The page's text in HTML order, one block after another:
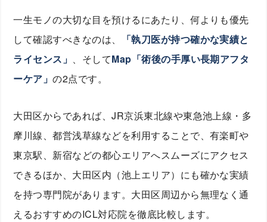
一生モノの大切な目を預けるにあたり、何よりも優先
して確認すべきなのは、
「執刀医が持つ確かな実績と
ライセンス」 、そしてMap「術後の手厚い長期アフタ
ーケア」の2点です。
大田区からであれば、JR京浜東北線や東急池上線・多
摩川線、都営浅草線などを利用することで、有楽町や
東京駅、新宿などの都心エリアへスムーズにアクセス
できるほか、大田区内（池上エリア）にも確かな実績
を持つ専門院があります。大田区周辺から無理なく通
えるおすすめのICL対応院を徹底比較します。